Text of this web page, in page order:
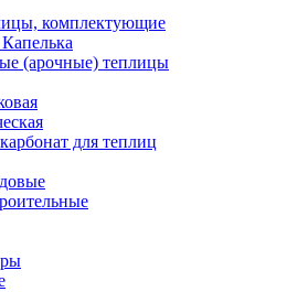
комплектующие
(арочные) теплицы
для теплиц